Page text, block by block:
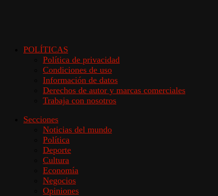
POLÍTICAS
Política de privacidad
Condiciones de uso
Información de datos
Derechos de autor y marcas comerciales
Trabaja con nosotros
Secciones
Noticias del mundo
Política
Deporte
Cultura
Economía
Negocios
Opiniones